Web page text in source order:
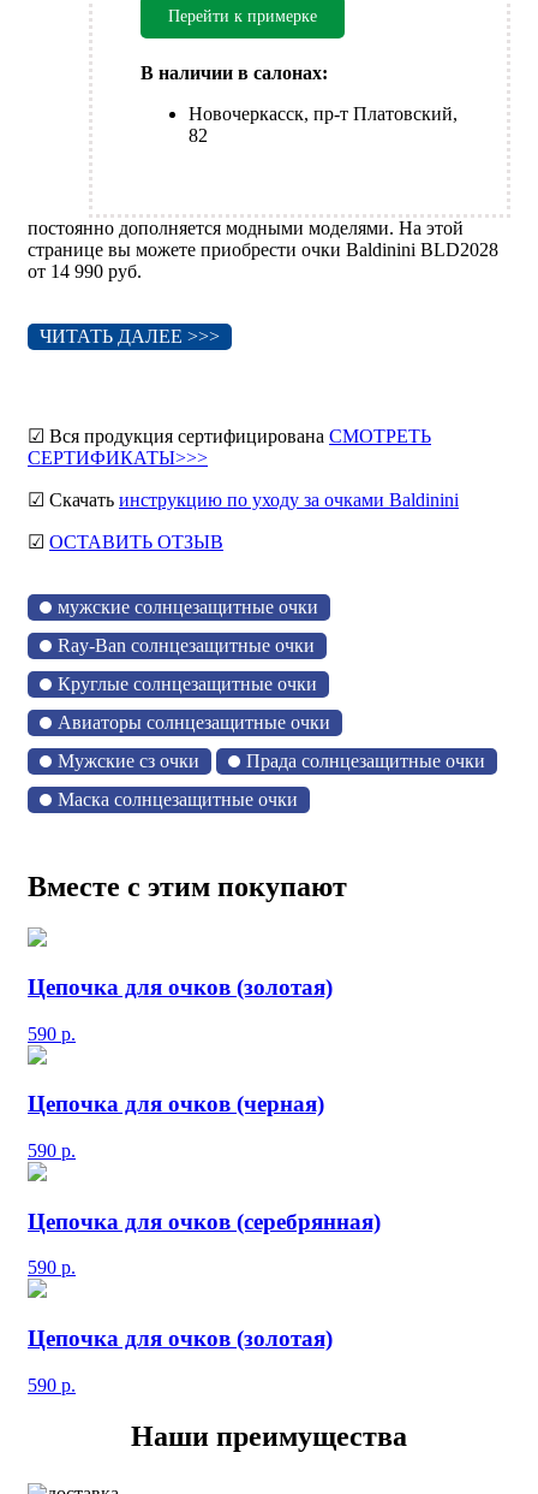
Перейти к примерке
В наличии в салонах:
Новочеркасск, пр-т Платовский,
82
постоянно дополняется модными моделями. На этой
странице вы можете приобрести очки Baldinini BLD2028
от 14 990 руб.
ЧИТАТЬ ДАЛЕЕ >>>
☑ Вся продукция сертифицирована СМОТРЕТЬ
СЕРТИФИКАТЫ>>>
☑ Скачать инструкцию по уходу за очками Baldinini
☑ ОСТАВИТЬ ОТЗЫВ
мужские солнцезащитные очки
Ray-Ban солнцезащитные очки
Круглые солнцезащитные очки
Авиаторы солнцезащитные очки
Мужские сз очки
Прада солнцезащитные очки
Маска солнцезащитные очки
Вместе с этим покупают
Цепочка для очков (золотая)
590 р.
Цепочка для очков (черная)
590 р.
Цепочка для очков (серебрянная)
590 р.
Цепочка для очков (золотая)
590 р.
Наши преимущества